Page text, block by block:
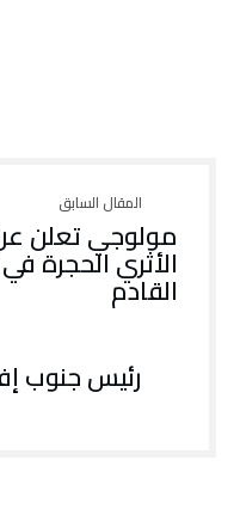
مولوجي تعلن
الأثري الحجرة
القادم
رئيس جنوب